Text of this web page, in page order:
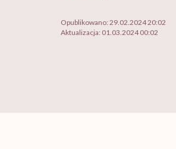
Opublikowano: 29.02.2024 20:02
Aktualizacja: 01.03.2024 00:02